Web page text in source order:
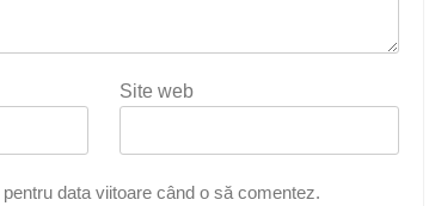
Site web
data viitoare când o să comentez.